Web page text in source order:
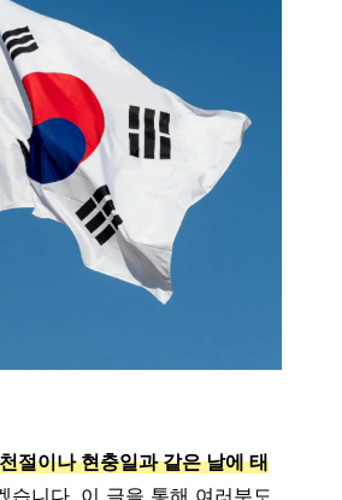
절이나 현충일과 같은 날에 태
습니다. 이 글을 통해 여러분도